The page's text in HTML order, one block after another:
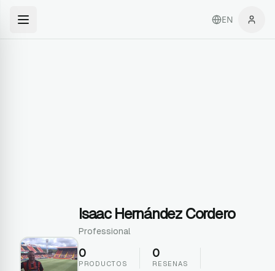
EN
Isaac Hernández Cordero
Professional
0
PRODUCTOS
0
RESENAS